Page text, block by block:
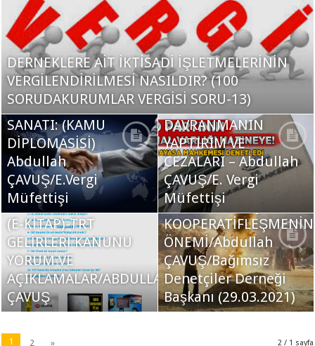
DERNEKLERE AİT İKTİSADİ İŞLETMELERİNİN
VERGİLENDİRİLMESİ NASILDIR? (100
SORUDAKURUMLAR VERGİSİ SORU-13)
“KALP KAZANMA
SANATI: (KAMU
DİPLOMASİSİ)
Abdullah
ÇAVUŞ/E.Vergi
Müfettişi
2820 SAYILI
KANUNUNDAKİ MALİ
HÜKÜMLERE AYKIRI
DAVRANMANIN
YAPTIRIM VE
CEZALARI – Abdullah
ÇAVUŞ/E. Vergi
Müfettişi
(E-KİTAP)-TRT
GELİRLERİ KANUNU
YORUM VE
AÇIKLAMALAR/ABDULLAH
ÇAVUŞ
TARIMSAL ÜRETİM
ARTIŞI VE ÜRETİCİNİN
KORUNMASI İÇİN
KOOPERATİFLEŞMENİN
ÖNEMİ/Abdullah
ÇAVUŞ/Bağımsız
Denetçiler Derneği
Başkanı (29.03.2021)
2 / 1 sayfa
1 2 »